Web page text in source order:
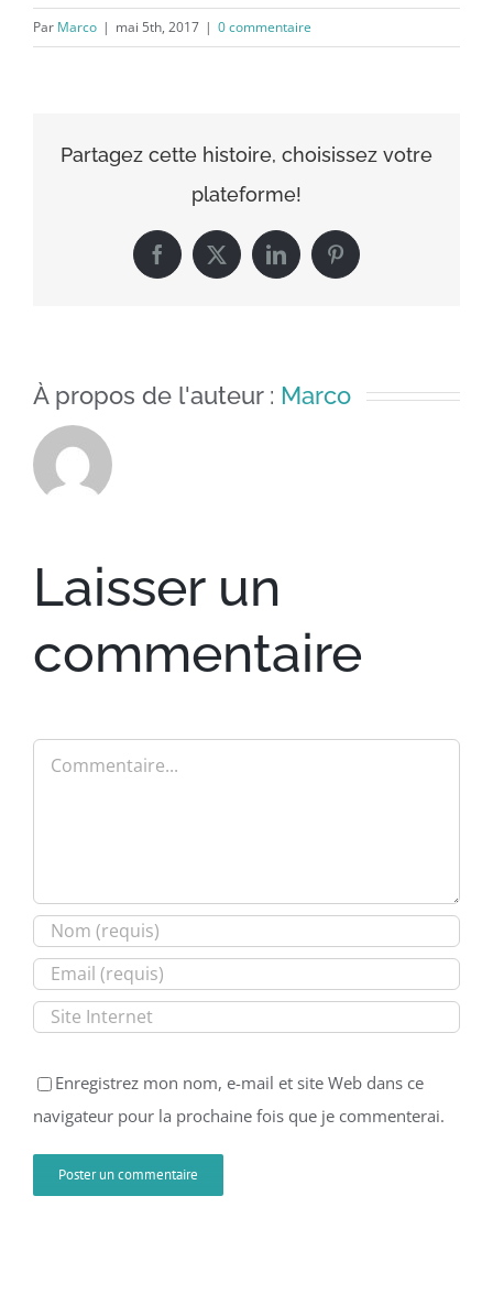
Par Marco | mai 5th, 2017 | 0 commentaire
Partagez cette histoire, choisissez votre
plateforme!
Facebook
X LinkedInPinterest
À propos de l'auteur : Marco
Laisser un
commentaire
Commentaire
Enregistrez mon nom, e-mail et site Web dans ce
navigateur pour la prochaine fois que je commenterai.